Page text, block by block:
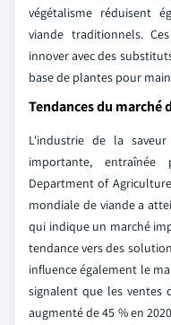
végétalisme réduisent
viande traditionnels.
innover avec des
base de plantes pour
Tendances du marché
L'industrie de la
importante,
Department of
mondiale de viande a
qui indique un marché
tendance vers des
influence également le
signalent que les ventes
augmenté de 45 % en